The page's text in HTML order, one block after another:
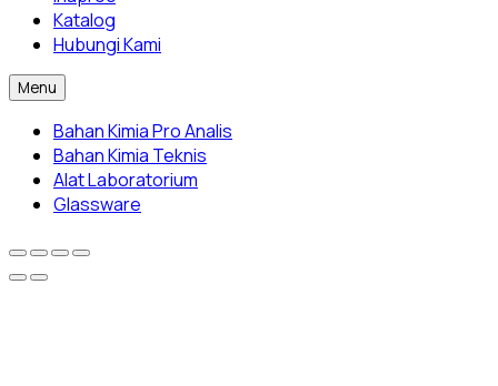
Katalog
Hubungi Kami
Menu
Bahan Kimia Pro Analis
Bahan Kimia Teknis
Alat Laboratorium
Glassware